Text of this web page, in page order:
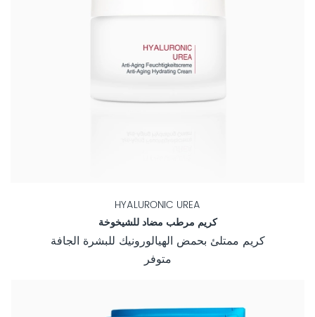
HYALURONIC UREA
كريم مرطب مضاد للشيخوخة
كريم ممتلئ بحمض الهيالورونيك للبشرة الجافة
متوفر